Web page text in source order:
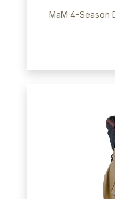
MaM 4-Season